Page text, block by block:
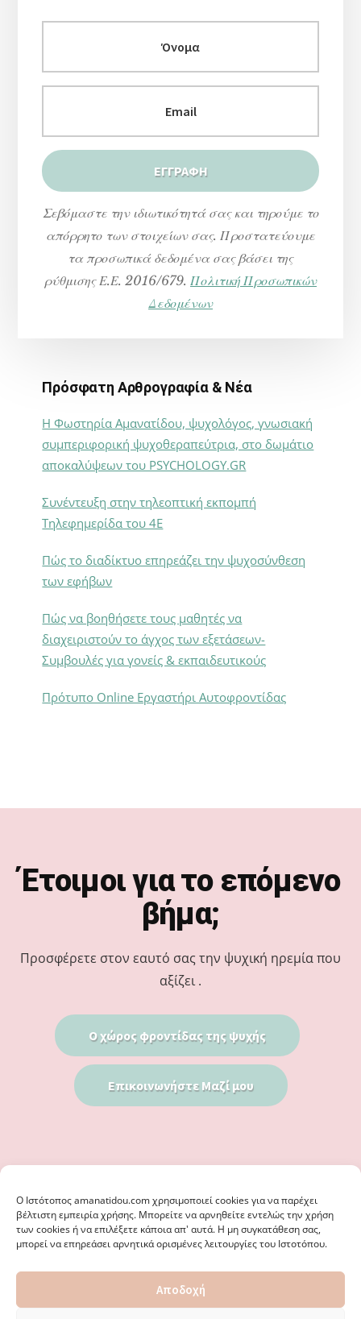
Ο Iστότοπος amanatidou.com χρησιμοποιεί cookies για να παρέχει
βέλτιστη εμπειρία χρήσης. Μπορείτε να αρνηθείτε εντελώς την χρήση
των cookies ή να επιλέξετε κάποια απ' αυτά. Η μη συγκατάθεση σας,
μπορεί να επηρεάσει αρνητικά ορισμένες λειτουργίες του Ιστοτόπου.
Αποδοχή
Σεβόμαστε την ιδιωτικότητά σας και τηρούμε το
απόρρητο των στοιχείων σας. Προστατεύουμε
τα προσωπικά δεδομένα σας βάσει της
ρύθμισης Ε.Ε. 2016/679. Πολιτική Προσωπικών
Δεδομένων
Πρόσφατη Αρθρογραφία & Νέα
Η Φωστηρία Αμανατίδου, ψυχολόγος, γνωσιακή
συμπεριφορική ψυχοθεραπεύτρια, στο δωμάτιο
αποκαλύψεων του PSYCHOLOGY.GR
Συνέντευξη στην τηλεοπτική εκπομπή
Τηλεφημερίδα του 4Ε
Πώς το διαδίκτυο επηρεάζει την ψυχοσύνθεση
των εφήβων
Πώς να βοηθήσετε τους μαθητές να
διαχειριστούν το άγχος των εξετάσεων-
Συμβουλές για γονείς & εκπαιδευτικούς
Πρότυπο Online Εργαστήρι Αυτοφροντίδας
Έτοιμοι για το επόμενο
βήμα;
Προσφέρετε στον εαυτό σας την ψυχική ηρεμία που
αξίζει .
Ο χώρος φροντίδας της ψυχής
Επικοινωνήστε Μαζί μου
ΘΕΣΣΑΛΟΝΊΚΗ - ΕΙΔΙΚΌΣ ΣΤΗ ΓΝΩΣΤΙΚΉ ΣΥΜΠΕΡΙΦΟΡΙΚΉ
ΨΥΧΟΘΕΡΑΠΕΊΑ, ΜΕΤΑΜΟΡΦΏΣΕΩΣ 36 & ΚΟΤΥΏΡΩΝ 38, ΚΑΛΑΜΑΡΙΆ